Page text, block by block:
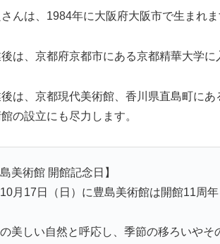
んは、1984年に大阪府大阪市で生まれ
は、京都府京都市にある京都精華大学に
は、京都現代美術館、香川県直島町に
の設立にも尽力します。
島美術館 開館記念日】
月17日（日）に豊島美術館は開館11周
美しい自然と呼応し、季節の移ろいや